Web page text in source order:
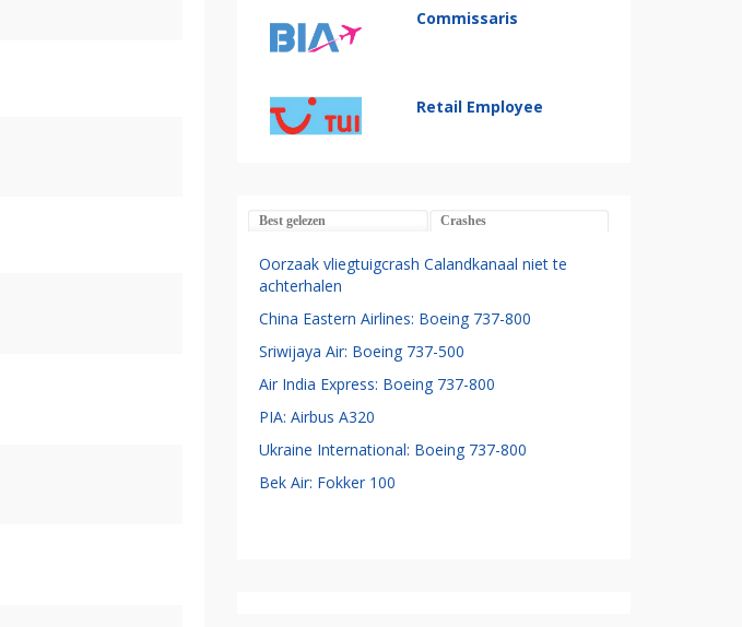
Commissaris
Retail Employee
Best gelezen Crashes
Oorzaak vliegtuigcrash Calandkanaal niet te
achterhalen
China Eastern Airlines: Boeing 737-800
Sriwijaya Air: Boeing 737-500
Air India Express: Boeing 737-800
PIA: Airbus A320
Ukraine International: Boeing 737-800
Bek Air: Fokker 100